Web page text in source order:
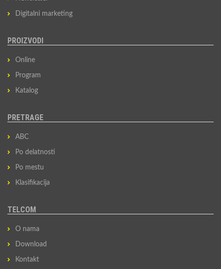
Digitalni marketing
PROIZVODI
Online
Program
Katalog
PRETRAGE
ABC
Po delatnosti
Po mestu
Klasifikacija
TELCOM
O nama
Download
Kontakt